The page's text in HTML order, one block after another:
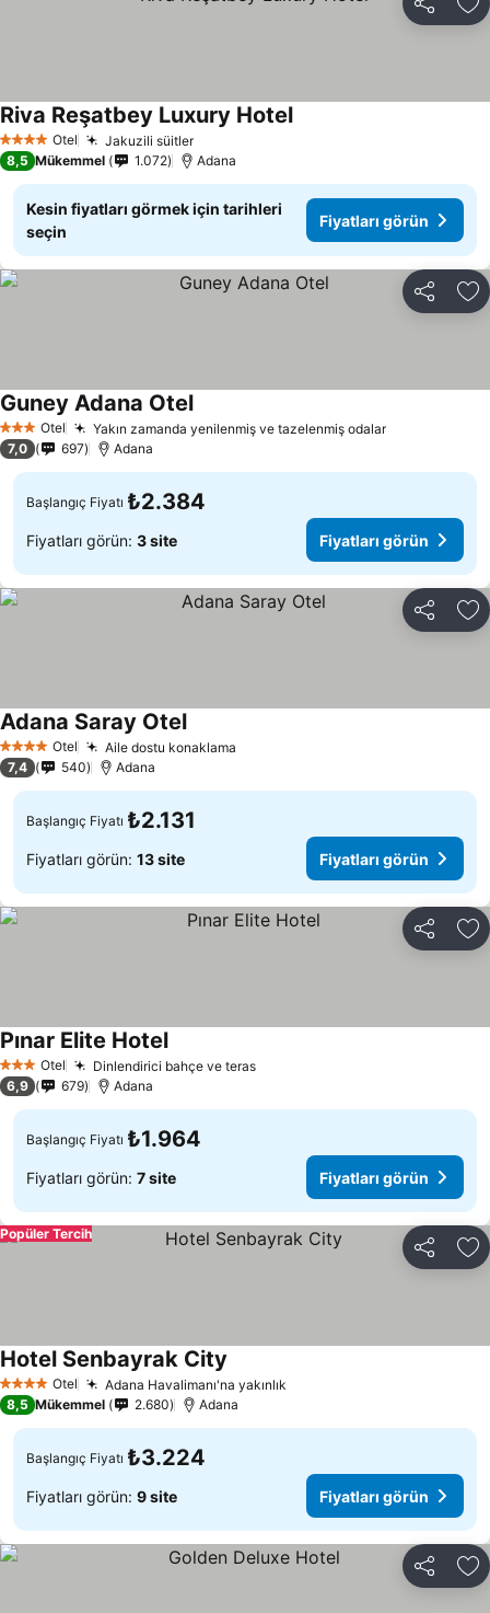
Paylaş
4 Yıldız Otel Jakuzili süitlerFiyatları görün
Riva Reşatbey Luxury HotelFiyatları görün
8,5 Mükemmel 1.072 Adana
Kesin fiyatları görmek için tarihleri
seçin
Fiyatları görün
Paylaş
3 YıldızOtel Yakın zamanda yenilenmiş ve tazelenmiş odalarFiyatları
Guney Adana OtelFiyatları görün
7,0 697 Adana
Başlangıç Fiyatı ₺2.384
Fiyatları görün: 3 site Fiyatları görün
Paylaş
4 Yıldız Otel Aile dostu konaklama
Adana Saray OtelFiyatları görün
7,4 540 Adana
Başlangıç Fiyatı ₺2.131
Fiyatları görün: 13 site Fiyatları görün
Paylaş
3 YıldızOtel Dinlendirici bahçe ve terasFiyatları görün
Pınar Elite HotelFiyatları görün
6,9 679 Adana
Başlangıç Fiyatı ₺1.964
Fiyatları görün: 7 site Fiyatları görün
Paylaş
Popüler Tercih
4 Yıldız Otel Adana Havalimanı'na yakınlık
Hotel Senbayrak City
8,5 Mükemmel 2.680 Adana
Başlangıç Fiyatı ₺3.224
Fiyatları görün: 9 site Fiyatları görün
Paylaş